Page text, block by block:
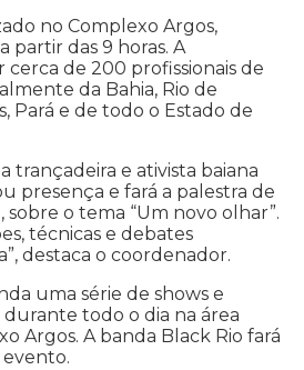
no Complexo Argos,
partir das 9 horas. A
de 200 profissionais de
da Bahia, Rio de
Pará e de todo o Estado de
trançadeira e ativista baiana
presença e fará a palestra de
o tema “Um novo olhar”.
técnicas e debates
destaca o coordenador.
uma série de shows e
todo o dia na área
Argos. A banda Black Rio fará